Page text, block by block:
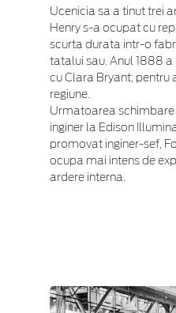
Ucenicia sa a tinut trei
Henry s-a ocupat cu
scurta durata intr-o
tatalui sau. Anul 1888
cu Clara Bryant; pentru
regiune.
Urmatoarea schimbare
inginer la Edison
promovat inginer-sef,
ocupa mai intens de
ardere interna.